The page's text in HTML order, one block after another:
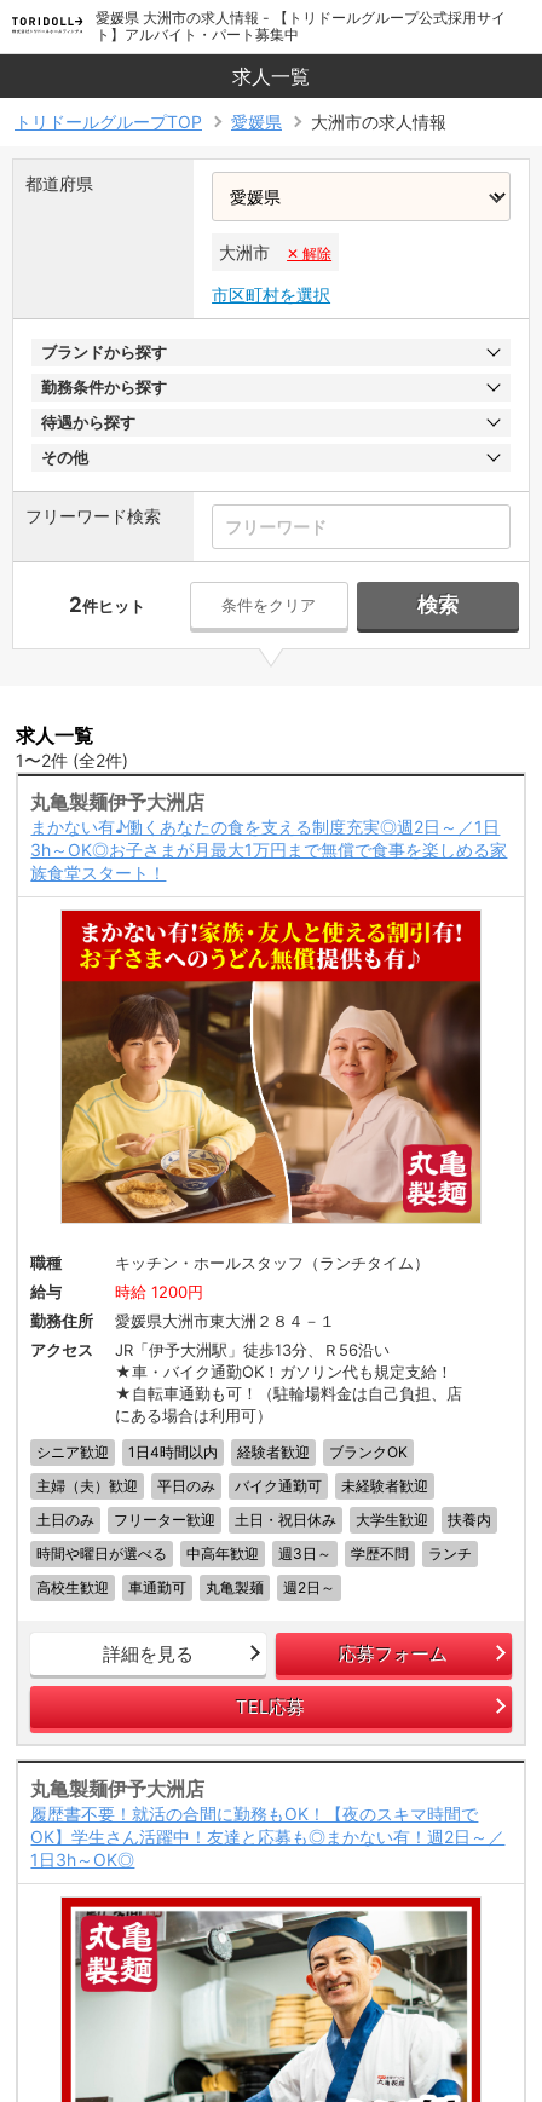
愛媛県 大洲市の求人情報 - 【トリドールグループ公式採用サイ
ト】アルバイト・パート募集中
求人一覧
トリドールグループTOP 愛媛県 大洲市の求人情報
都道府県
大洲市 ✕ 解除
市区町村を選択
ブランドから探す
勤務条件から探す
待遇から探す
その他
フリーワード検索
2件ヒット 条件をクリア 検索
求人一覧
1〜2件 (全2件)
丸亀製麺伊予大洲店
まかない有♪働くあなたの食を支える制度充実◎週2日～／1日
3h～OK◎お子さまが月最大1万円まで無償で食事を楽しめる家
族食堂スタート！
職種
キッチン・ホールスタッフ（ランチタイム）
給与
時給 1200円
勤務住所
愛媛県大洲市東大洲２８４－１
アクセス
JR「伊予大洲駅」徒歩13分、Ｒ56沿い
★車・バイク通勤OK！ガソリン代も規定支給！
★自転車通勤も可！（駐輪場料金は自己負担、店
にある場合は利用可）
シニア歓迎 1日4時間以内 経験者歓迎
ブランクOK
主婦（夫）歓迎
平日のみ バイク通勤可
未経験者歓迎
土日のみ
フリーター歓迎 土日・祝日休み 大学生歓迎
扶養内
時間や曜日が選べる
中高年歓迎 週3日～ 学歴不問
ランチ
高校生歓迎
車通勤可 丸亀製麺 週2日～
詳細を見る 応募フォーム
TEL応募
丸亀製麺伊予大洲店
履歴書不要！就活の合間に勤務もOK！【夜のスキマ時間で
OK】学生さん活躍中！友達と応募も◎まかない有！週2日～／
1日3h～OK◎